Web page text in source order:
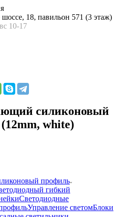
18, павильон 571 (3 этаж)
10-17
силиконовый
white)
профиль
гибкий
Светодиодные
Управление светомБлоки